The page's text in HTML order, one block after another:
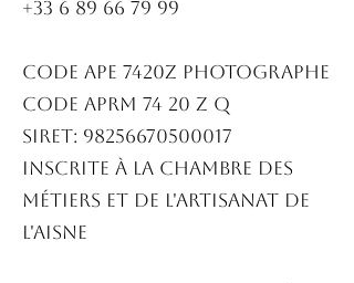
+33 6 89 66 79 99
CODE APE 7420Z Photographe
CODE APRM 74 20 Z Q
SIRET: 98256670500017
Inscrite à la Chambre des
Métiers et de l'Artisanat de
l'Aisne